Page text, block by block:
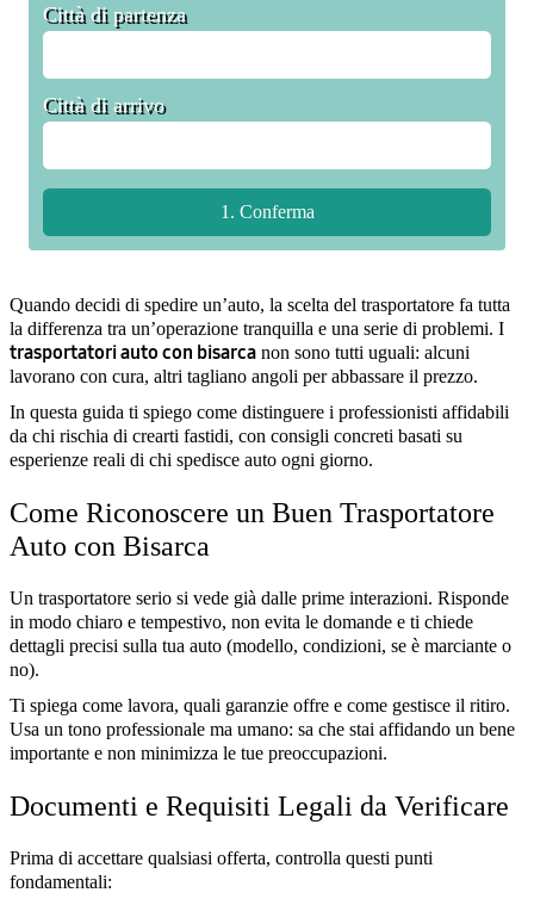
Città di partenza
Città di arrivo
Quando decidi di spedire un’auto, la scelta del trasportatore fa tutta
la differenza tra un’operazione tranquilla e una serie di problemi. I
trasportatori auto con bisarca non sono tutti uguali: alcuni
lavorano con cura, altri tagliano angoli per abbassare il prezzo.
In questa guida ti spiego come distinguere i professionisti affidabili
da chi rischia di crearti fastidi, con consigli concreti basati su
esperienze reali di chi spedisce auto ogni giorno.
Come Riconoscere un Buen Trasportatore
Auto con Bisarca
Un trasportatore serio si vede già dalle prime interazioni. Risponde
in modo chiaro e tempestivo, non evita le domande e ti chiede
dettagli precisi sulla tua auto (modello, condizioni, se è marciante o
no).
Ti spiega come lavora, quali garanzie offre e come gestisce il ritiro.
Usa un tono professionale ma umano: sa che stai affidando un bene
importante e non minimizza le tue preoccupazioni.
Documenti e Requisiti Legali da Verificare
Prima di accettare qualsiasi offerta, controlla questi punti
fondamentali: